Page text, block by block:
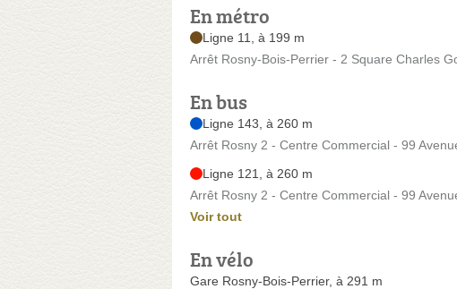
En métro
Ligne 11, à 199 m
Arrêt Rosny-Bois-Perrier - 2 Square Charles
En bus
Ligne 143, à 260 m
Arrêt Rosny 2 - Centre Commercial - 99
Ligne 121, à 260 m
Arrêt Rosny 2 - Centre Commercial - 99
Voir tout
En vélo
Gare Rosny-Bois-Perrier, à 291 m